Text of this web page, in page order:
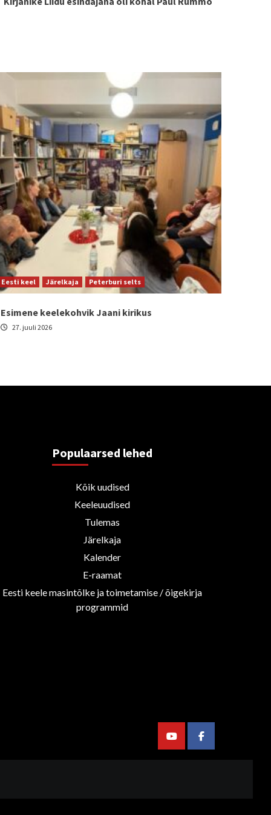
Eesti keel Järelkaja Peterburi selts
Esimene keelekohvik Jaani kirikus
27. juuli 2026
Populaarsed lehed
Kõik uudised
Keeleuudised
Tulemas
Järelkaja
Kalender
E-raamat
Eesti keele masintõlke ja toimetamise / õigekirja
programmid
YoutubeFacebook